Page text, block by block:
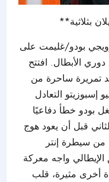
بثلاثية**
بودو/غليمت على
1 بذهاب ملحق دوري الأبطال. افتتح
تمريرة ساحرة من
إسبوزيتو التعادل
بودو خطأ دفاعيًا
قبل أن يعود هوج
من سيطرة إنتر
الإيطالي واجه معركة
أخرى مثيرة، قلب